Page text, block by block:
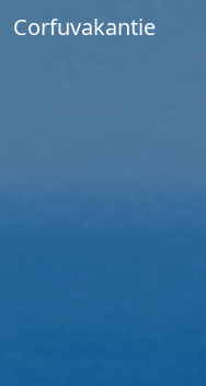
Corfuvakantie